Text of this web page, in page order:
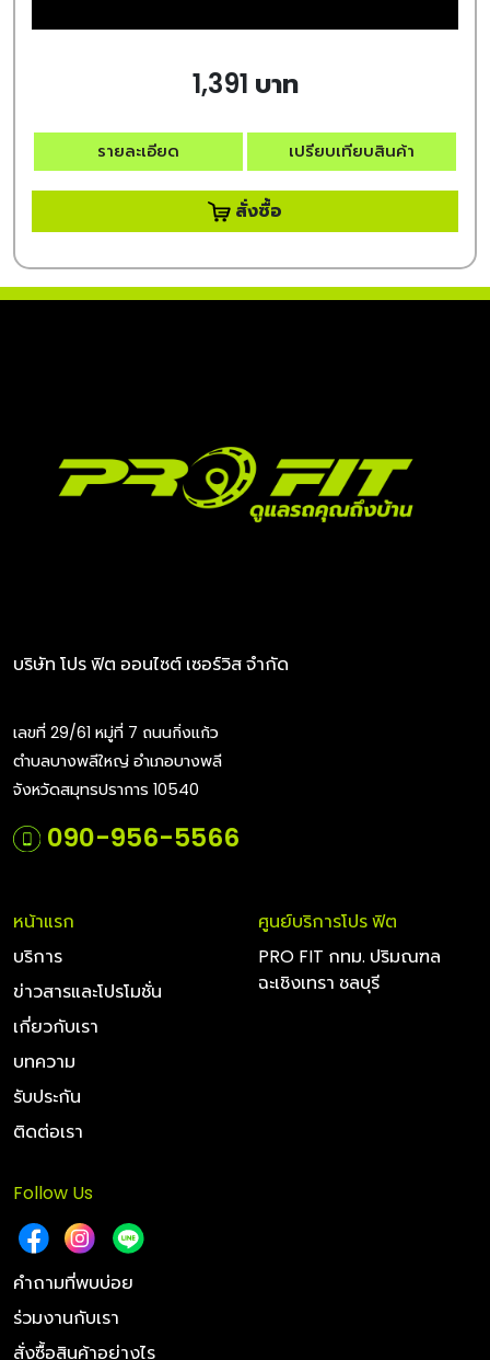
1,391 บาท
รายละเอียด เปรียบเทียบสินค้า
สั่งซื้อ
บริษัท โปร ฟิต ออนไซต์ เซอร์วิส จำกัด
เลขที่ 29/61 หมู่ที่ 7 ถนนกิ่งแก้ว
ตำบลบางพลีใหญ่ อำเภอบางพลี
จังหวัดสมุทรปราการ 10540
090-956-5566
หน้าแรก
บริการ
ข่าวสารและโปรโมชั่น
เกี่ยวกับเรา
บทความ
รับประกัน
ติดต่อเรา
ศูนย์บริการโปร ฟิต
PRO FIT กทม. ปริมณฑล
ฉะเชิงเทรา ชลบุรี
Follow Us
คำถามที่พบบ่อย
ร่วมงานกับเรา
สั่งซื้อสินค้าอย่างไร